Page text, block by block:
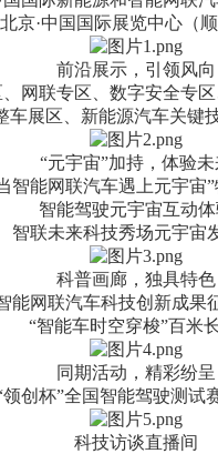
京·中国国际展览中心（
前沿展示，引领风向
网联专区、数字安全专
车展区、新能源汽车关键
“元宇宙”加持，体验
智能网联汽车遇上元宇宙
智能驾驶元宇宙互动体
智联未来科技秀场元宇宙
科普画廊，独具特色
能网联汽车科技创新成果
“智能车时空穿梭”百米
同期活动，精彩纷呈
领创杯”全国智能驾驶测试
科技访谈直播间